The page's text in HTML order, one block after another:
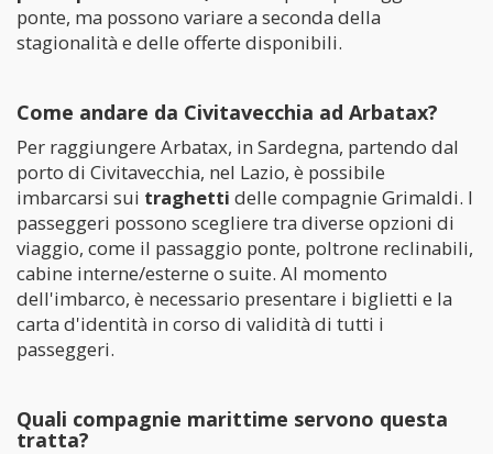
ponte, ma possono variare a seconda della
stagionalità e delle offerte disponibili.
Come andare da Civitavecchia ad Arbatax?
Per raggiungere Arbatax, in Sardegna, partendo dal
porto di Civitavecchia, nel Lazio, è possibile
imbarcarsi sui traghetti delle compagnie Grimaldi. I
passeggeri possono scegliere tra diverse opzioni di
viaggio, come il passaggio ponte, poltrone reclinabili,
cabine interne/esterne o suite. Al momento
dell'imbarco, è necessario presentare i biglietti e la
carta d'identità in corso di validità di tutti i
passeggeri.
Quali compagnie marittime servono questa
tratta?